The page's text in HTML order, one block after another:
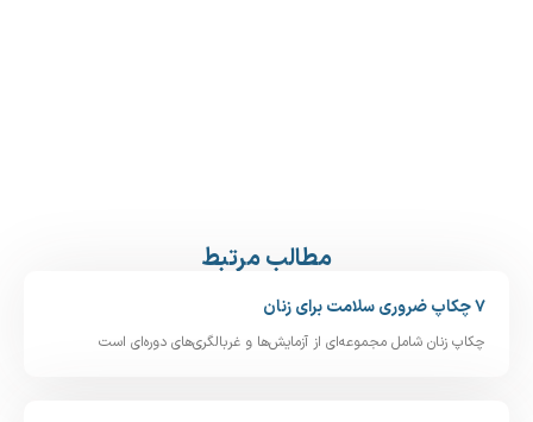
مطالب مرتبط
۷ چکاپ ضروری سلامت برای زنان
چکاپ زنان شامل مجموعه‌ای از آزمایش‌ها و غربالگری‌های دوره‌ای است